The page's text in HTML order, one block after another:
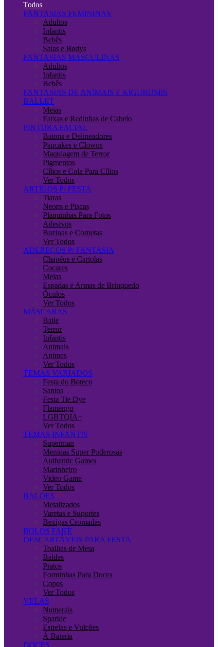
Todos
FANTASIAS FEMININAS
Adultos
Infantis
Bebês
Saias e Bodys
FANTASIAS MASCULINAS
Adultos
Infantis
Bebês
FANTASIAS DE ANIMAIS E KIGURUMIS
BALLET
Meias
Faixas e Redinhas de Cabelo
PINTURA FACIAL
Batons e Delineadores
Pancakes e Clowns
Maquiagem de Terror
Pigmentos
Cílios e Cola Para Cílios
Ver Todos
ARTIGOS P/ FESTA
Tiaras
Neons e Piscas
Plaquinhas Para Fotos
Adesivos
Buzinas e Cornetas
Ver Todos
ADEREÇOS P/ FANTASIA
Chapéus e Cartolas
Cocares
Meias
Espadas e Armas de Brinquedo
Óculos
Ver Todos
MÁSCARAS
Baile
Terror
Infantis
Animais
Animes
Ver Todos
TEMAS VARIADOS
Festa do Boteco
Santos
Festa Tie Dye
Flamengo
LGBTQIA+
Ver Todos
TEMAS INFANTIS
Superman
Meninas Super Poderosas
Authentic Games
Marinheiro
Video Game
Ver Todos
BALÕES
Metalizados
Varetas e Suportes
Bexigas Cromadas
BOLOS FAKE
DESCARTÁVEIS PARA FESTA
Toalhas de Mesa
Baldes
Pratos
Forminhas Para Doces
Copos
Ver Todos
VELAS
Numerais
Sparkle
Estrelas e Vulcões
Á Bateria
DOCES